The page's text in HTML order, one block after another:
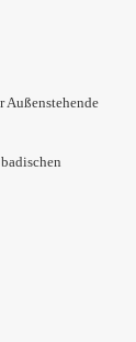
Außenstehende